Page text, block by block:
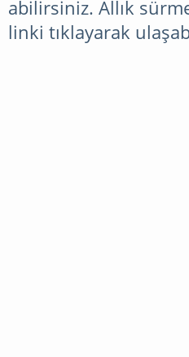
abilirsiniz. Allık
linki tıklayarak